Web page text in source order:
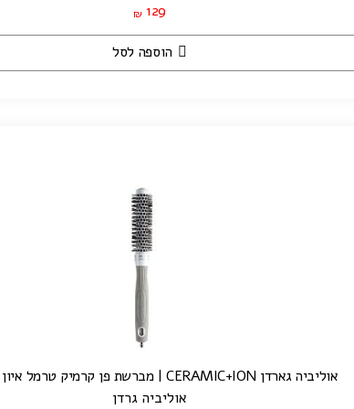
₪ 129
הוספה לסל
אוליביה גארדן CERAMIC+ION | מברשת פן קרמיק טרמל איון CI-20
אוליביה גרדן